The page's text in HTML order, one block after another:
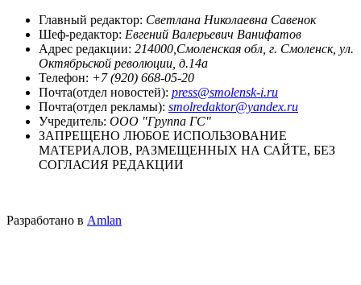
Главный редактор: Светлана Николаевна Савенок
Шеф-редактор: Евгений Валерьевич Ванифатов
Адрес редакции: 214000,Смоленская обл, г. Смоленск, ул.
Октябрьской революции, д.14а
Телефон: +7 (920) 668-05-20
Почта(отдел новостей): press@smolensk-i.ru
Почта(отдел рекламы): smolredaktor@yandex.ru
Учредитель: ООО "Группа ГС"
ЗАПРЕЩЕНО ЛЮБОЕ ИСПОЛЬЗОВАНИЕ
МАТЕРИАЛОВ, РАЗМЕЩЕННЫХ НА САЙТЕ, БЕЗ
СОГЛАСИЯ РЕДАКЦИИ
Разработано в Amlan